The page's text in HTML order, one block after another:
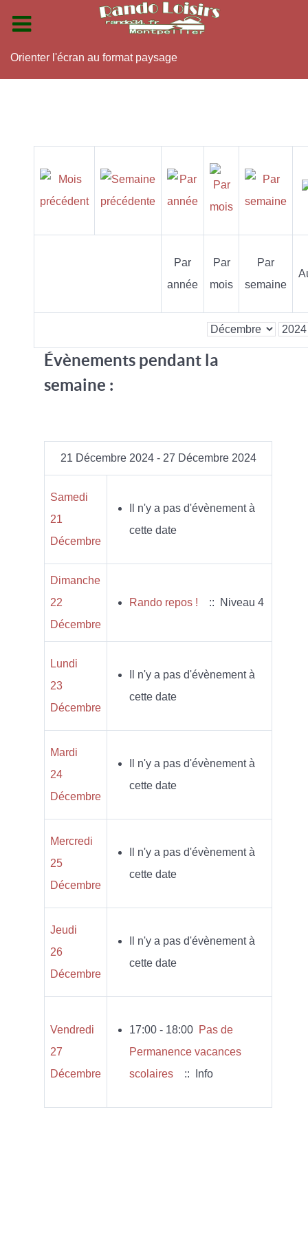
Orienter l'écran au format paysage
Par
année
Par
mois
Par
semaine
Évènements pendant la
semaine :
21 Décembre 2024 - 27 Décembre 2024
Samedi
21
Décembre
Il n'y a pas d'évènement à
cette date
Dimanche
22
Décembre
Rando repos ! :: Niveau 4
Lundi
23
Décembre
Il n'y a pas d'évènement à
cette date
Mardi
24
Décembre
Il n'y a pas d'évènement à
cette date
Mercredi
25
Décembre
Il n'y a pas d'évènement à
cette date
Jeudi
26
Décembre
Il n'y a pas d'évènement à
cette date
Vendredi
27
Décembre
17:00 - 18:00 Pas de
Permanence vacances
scolaires
:: Info